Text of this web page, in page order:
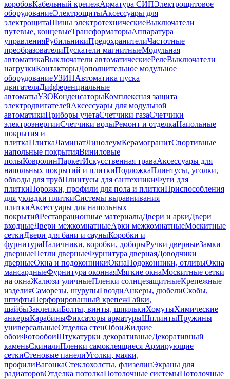
коробовКабельный крепежАрматура СИПЭлектрощитовое
оборудованиеЭлектрощитыАксессуары для
электрощитаШины электротехническиеВыключатели
путевые, концевыеТрансформаторыАппаратура
управленияРубильникиПредохранителиЧастотные
преобразователиПускатели магнитныеМодульная
автоматикаВыключатели автоматическиеРелеВыключатели
нагрузкиКонтакторыДополнительное модульное
оборудованиеУЗИПАвтоматика пуска
двигателяДифференциальные
автоматыУЗОКонденсаторыКомплексная защита
электродвигателейАксессуары для модульной
автоматикиПриборы учетаСчетчики газаСчетчики
электроэнергииСчетчики водыРемонт и отделкаНапольные
покрытия и
плиткаПлиткаЛаминатЛинолеумКерамогранитСпортивные
напольные покрытияВиниловые
полыКовролинПаркетИскусственная траваАксессуары для
напольных покрытий и плиткиПодложкаПлинтусы, уголки,
обводы для трубПлинтусы для сантехникиФуги для
плиткиПорожки, профили для пола и плиткиПриспособления
для укладки плиткиСистемы выравнивания
плиткиАксессуары для напольных
покрытийРеставрационные материалыДвери и аркиДвери
входныеДвери межкомнатныеАрки межкомнатныеМоскитные
сеткиДвери для бани и сауныКоробки и
фурнитураНаличники, коробки, доборыРучки дверныеЗамки
дверныеПетли дверныеФурнитура двернаяДоводчики
дверныеОкна и подоконникиОкнаПодоконники, отливыОкна
мансардныеФурнитура оконнаяМягкие окнаМоскитные сетки
на окнаЖалюзи уличныеПленки солнцезащитныеКрепежные
изделияСаморезы, шурупыГвоздиАнкеры, дюбелиСкобы,
штифтыПерфорированный крепежГайки,
шайбыЗаклепкиБолты, винты, шпилькиХомутыХимические
анкерыКарабиныФиксаторы арматурыШплинтыПружины
универсальныеОтделка стенОбоиЖидкие
обоиФотообоиШтукатурки декоративныеДекоративный
каменьСкиналиПленки самоклеящиеся Армирующие
сеткиСтеновые панелиУголки, маяки,
профилиВагонкаСтеклохолсты, флизелинЭкраны для
радиаторовОтделка потолкаПотолочные системыПотолочные